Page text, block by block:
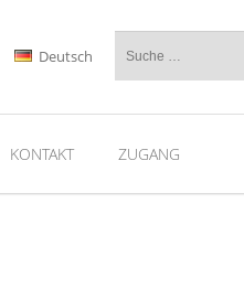
Deutsch
KONTAKT ZUGANG